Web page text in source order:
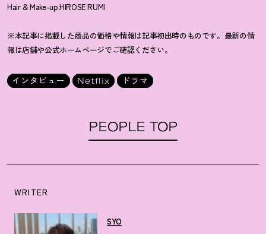
Hair & Make-up:HIROSE RUMI
※本記事に掲載した商品の価格や情報は記事初出時のものです。最新の情
報は店舗や公式ホームページでご確認ください。
インタビュー Netflix ドラマ
PEOPLE TOP
WRITER
SYO